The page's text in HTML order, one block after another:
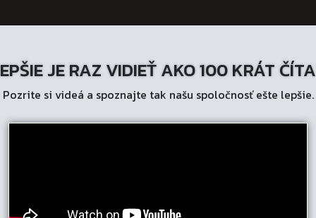
JE RAZ VIDIEŤ AKO 100 KRÁT
Pozrite si videá a spoznajte tak našu spoločnosť ešte lepšie.